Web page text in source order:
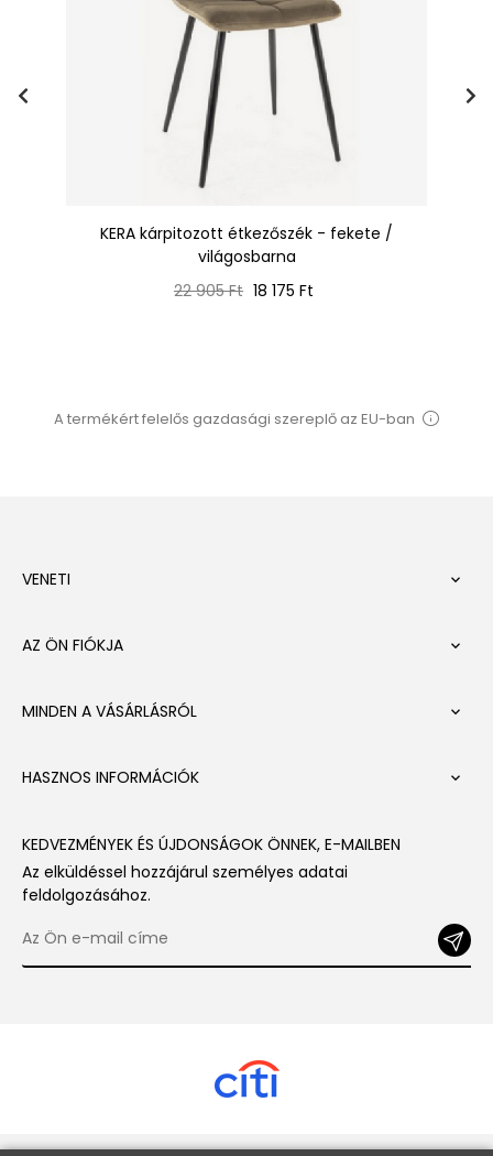
KERA kárpitozott étkezőszék - fekete /
világosbarna
Normál
22 905 Ft Ár
18 175 Ft
A termékért felelős gazdasági szereplő az EU-ban
VENETI 
AZ ÖN FIÓKJA 
MINDEN A VÁSÁRLÁSRÓL 
HASZNOS INFORMÁCIÓK 
KEDVEZMÉNYEK ÉS ÚJDONSÁGOK ÖNNEK, E-MAILBEN
Az elküldéssel hozzájárul személyes adatai
feldolgozásához.